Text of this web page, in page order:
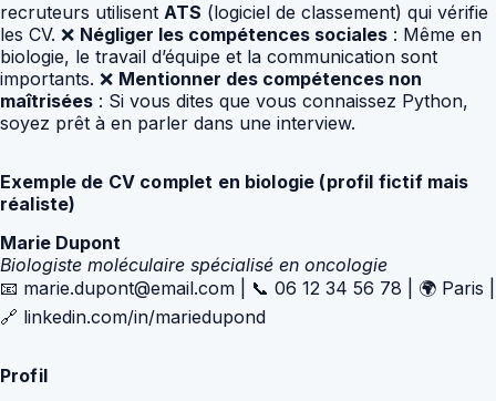
recruteurs utilisent ATS (logiciel de classement) qui vérifie
les CV. ❌ Négliger les compétences sociales : Même en
biologie, le travail d’équipe et la communication sont
importants. ❌ Mentionner des compétences non
maîtrisées : Si vous dites que vous connaissez Python,
soyez prêt à en parler dans une interview.
Exemple de CV complet en biologie (profil fictif mais
réaliste)
Marie Dupont
Biologiste moléculaire spécialisé en oncologie
📧 marie.dupont@email.com | 📞 06 12 34 56 78 | 🌍 Paris |
🔗 linkedin.com/in/mariedupond
Profil